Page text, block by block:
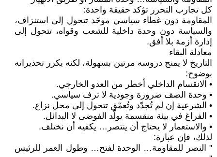
كل تجارب التحرر تؤكد حقيقة واحدة:
المقاومة دون غطاء سياسي موحّد تتحول إلى استنزاف،
والسياسة دون وحدة داخلية للشعب وقواه، تتحول إلى
إدارة أزمة بلا أفق.
معادلة البقاء
التاريخ لا يمنح دروسه مرتين بسهولة، لكنه يكرر تحذيراته
بوضوح:
• الانقسام الداخلي أخطر من العدو الخارجي.
• وحدة الصف ضرورة وجودية لا ترف سياسي.
• الشرعية إن لم تُجدّد وتُعمّق تتحول إلى محل نزاع.
• الفراغ في بيئة منقسمة يولّد الفوضى لا البدائل.
• والاستعمار لا يحتاج أن ينتصر… يكفيه أن نختلف.
لذلك، فإن عبارة:
" النصر للمقاومة… الوحدة لفتح… وطول العمر للرئيس